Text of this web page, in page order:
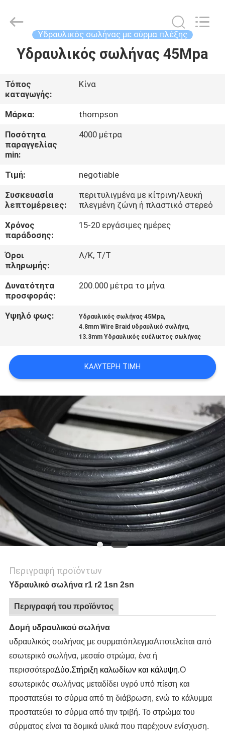
ΣΠΊΤΙ
ΠΡΟΪΌΝΤΑ
ΠΕΡΊΠΟΥ
ΕΜΕΊΣ
ΓΎΡΟΣ
ΕΡΓΟΣΤΑΣΊΩΝ
ΈΛΕΓΧΟΣ
ΜΑΣ
ΕΛΆΤΕ
ΣΕ
ΕΠΑΦΉ
ΕΙΔΉΣΕΙΣ
ΖΗΤΉΣΤΕ
ΈΝΑ
ΑΠΌΣΠΑΣΜΑ
SITEMAP
PRIVACY
POLICY
Ltd.
All
Reserved.
Developed
ECER
Υδραυλικός σωλήνας με σύρμα πλέξης
Υδραυλικός σωλήνας 45Mpa
Τόπος
καταγωγής:
Κίνα
Μάρκα:
thompson
Ποσότητα
παραγγελίας
min:
4000 μέτρα
Τιμή:
negotiable
Συσκευασία
λεπτομέρειες:
περιτυλιγμένα με κίτρινη/λευκή
πλεγμένη ζώνη ή πλαστικό στερεό
Χρόνος
παράδοσης:
15-20 εργάσιμες ημέρες
Όροι
πληρωμής:
Λ/Κ, Τ/Τ
Δυνατότητα
προσφοράς:
200.000 μέτρα το μήνα
Υψηλό φως: Υδραυλικός σωλήνας 45Mpa,
4.8mm Wire Braid υδραυλικό σωλήνα,
13.3mm Υδραυλικός ευέλικτος σωλήνας
ΚΑΛΎΤΕΡΗ ΤΙΜΉ
Περιγραφή προϊόντων
Υδραυλικό σωλήνα r1 r2 1sn 2sn
Περιγραφή του προϊόντος
Δομή υδραυλικού σωλήνα
υδραυλικός σωλήνας με συρματόπλεγμαΑποτελείται από
εσωτερικό σωλήνα, μεσαίο στρώμα, ένα ή
περισσότεραΔύο.Στήριξη καλωδίων και κάλυψη.Ο
εσωτερικός σωλήνας μεταδίδει υγρό υπό πίεση και
προστατεύει το σύρμα από τη διάβρωση, ενώ το κάλυμμα
προστατεύει το σύρμα από την τριβή. Το στρώμα του
σύρματος είναι τα δομικά υλικά που παρέχουν ενίσχυση.